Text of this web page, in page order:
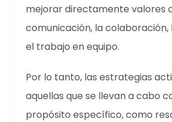
mejorar directamente valores
comunicación, la colaboración,
el trabajo en equipo.
Por lo tanto, las estrategias
aquellas que se llevan a cabo
propósito específico, como